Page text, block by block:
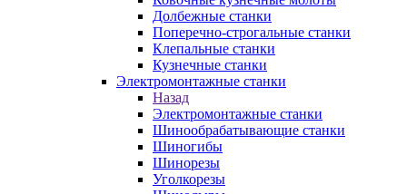
Долбежные станки
Поперечно-строгальные станки
Клепальные станки
Кузнечные станки
Электромонтажные станки
Назад
Электромонтажные станки
Шинообрабатывающие станки
Шиногибы
Шинорезы
Уголкорезы